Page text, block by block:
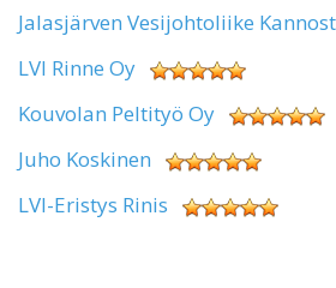
Jalasjärven Vesijohtoliike
LVI Rinne Oy
Kouvolan Peltityö Oy
Juho Koskinen
LVI-Eristys Rinis